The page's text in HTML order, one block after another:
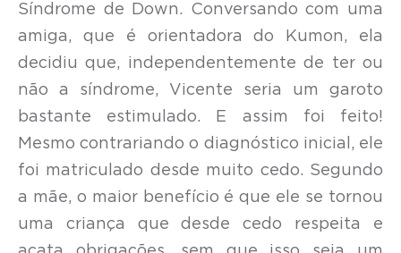
Síndrome de Down. Conversando com uma
amiga, que é orientadora do Kumon, ela
decidiu que, independentemente de ter ou
não a síndrome, Vicente seria um garoto
bastante estimulado. E assim foi feito!
Mesmo contrariando o diagnóstico inicial, ele
foi matriculado desde muito cedo. Segundo
a mãe, o maior benefício é que ele se tornou
uma criança que desde cedo respeita e